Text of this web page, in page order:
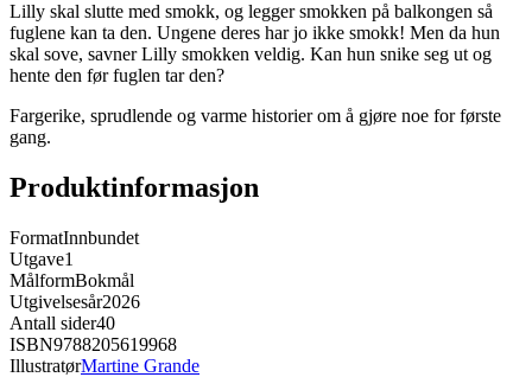
Lilly skal slutte med smokk, og legger smokken på balkongen så
fuglene kan ta den. Ungene deres har jo ikke smokk! Men da hun
skal sove, savner Lilly smokken veldig. Kan hun snike seg ut og
hente den før fuglen tar den?
Fargerike, sprudlende og varme historier om å gjøre noe for første
gang.
Produktinformasjon
FormatInnbundet
Utgave1
MålformBokmål
Utgivelsesår2026
Antall sider40
ISBN9788205619968
IllustratørMartine Grande